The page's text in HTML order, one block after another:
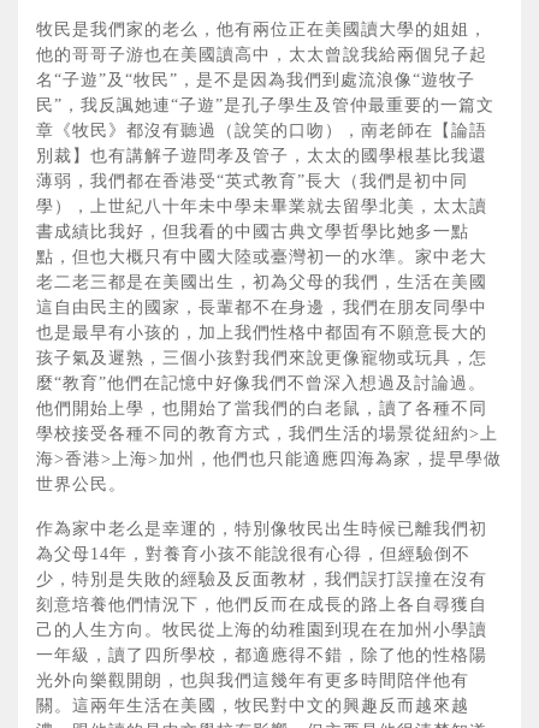
牧民是我們家的老么，他有兩位正在美國讀大學的姐姐，
他的哥哥子游也在美國讀高中，太太曾說我給兩個兒子起
名“子遊”及“牧民”，是不是因為我們到處流浪像“遊牧子
民”，我反諷她連“子遊”是孔子學生及管仲最重要的一篇文
章《牧民》都沒有聽過（說笑的口吻），南老師在【論語
別裁】也有講解子遊問孝及管子，太太的國學根基比我還
薄弱，我們都在香港受“英式教育”長大（我們是初中同
學），上世紀八十年未中學未畢業就去留學北美，太太讀
書成績比我好，但我看的中國古典文學哲學比她多一點
點，但也大概只有中國大陸或臺灣初一的水準。家中老大
老二老三都是在美國出生，初為父母的我們，生活在美國
這自由民主的國家，長輩都不在身邊，我們在朋友同學中
也是最早有小孩的，加上我們性格中都固有不願意長大的
孩子氣及遲熟，三個小孩對我們來說更像寵物或玩具，怎
麼“教育”他們在記憶中好像我們不曾深入想過及討論過。
他們開始上學，也開始了當我們的白老鼠，讀了各種不同
學校接受各種不同的教育方式，我們生活的場景從紐約>上
海>香港>上海>加州，他們也只能適應四海為家，提早學做
世界公民。
作為家中老么是幸運的，特別像牧民出生時候已離我們初
為父母14年，對養育小孩不能說很有心得，但經驗倒不
少，特別是失敗的經驗及反面教材，我們誤打誤撞在沒有
刻意培養他們情況下，他們反而在成長的路上各自尋獲自
己的人生方向。牧民從上海的幼稚園到現在在加州小學讀
一年級，讀了四所學校，都適應得不錯，除了他的性格陽
光外向樂觀開朗，也與我們這幾年有更多時間陪伴他有
關。這兩年生活在美國，牧民對中文的興趣反而越來越